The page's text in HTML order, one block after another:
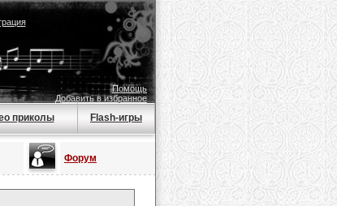
Помощь
Добавить в избранное
приколы Flash-игры
Форум